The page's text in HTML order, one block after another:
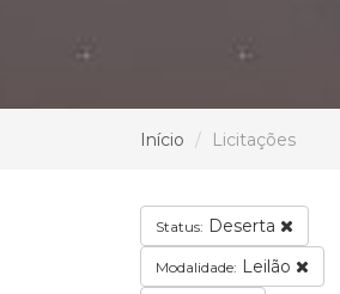
Início Licitações
Status: Deserta
Modalidade: Leilão